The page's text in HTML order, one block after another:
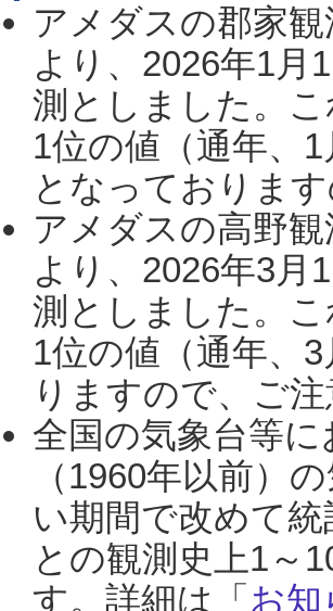
アメダスの郡家
より、2026年1月
測としました。
1位の値（通年、
となっておりま
アメダスの高野
より、2026年3月
測としました。
1位の値（通年、
りますので、ご
全国の気象台等
（1960年以前）
い期間で改めて
との観測史上1～
す。詳細は「 お知